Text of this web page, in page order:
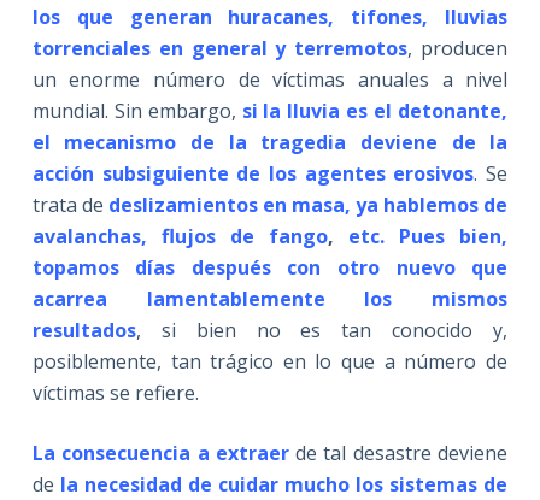
los que generan huracanes, tifones, lluvias
torrenciales en general y terremotos, producen
un enorme número de víctimas anuales a nivel
mundial. Sin embargo, si la lluvia es el detonante,
el mecanismo de la tragedia deviene de la
acción subsiguiente de los agentes erosivos. Se
trata de deslizamientos en masa, ya hablemos de
avalanchas, flujos de fango, etc. Pues bien,
topamos días después con otro
nuevo que
acarrea lamentablemente los mismos
resultados, si bien no es tan conocido y,
posiblemente, tan trágico en lo que a número de
víctimas se refiere.
La consecuencia a extraerde tal desastre deviene
de la necesidad de cuidar mucho los sistemas de